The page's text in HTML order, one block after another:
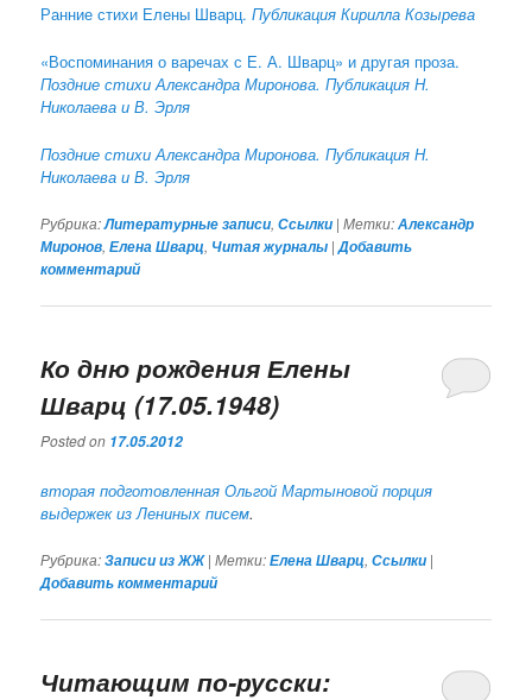
Ранние стихи Елены Шварц.Публикация Кирилла Козырева
«Воспоминания о варечах с Е. А. Шварц» и другая проза.
Поздние стихи Александра Миронова.Публикация Н.
Николаева и В. Эрля
Поздние стихи Александра Миронова.Публикация Н.
Николаева и В. Эрля
Рубрика:Литературные записи,Ссылки |Метки:Александр
Миронов,Елена Шварц, Читая журналы |Добавить
комментарий
Ко дню рождения Елены
Шварц (17.05.1948)
Posted on 17.05.2012
вторая подготовленная Ольгой Мартыновой порция
выдержек из Лениных писем.
Рубрика:Записи из ЖЖ |Метки:Елена Шварц,Ссылки |
Добавить комментарий
Читающим по-русски: